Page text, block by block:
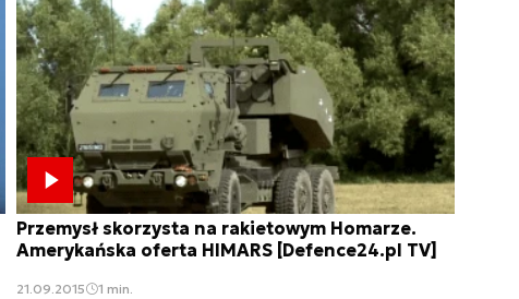
Przemysł skorzysta na rakietowym Homarze.
Amerykańska oferta HIMARS [Defence24.pl TV]
21.09.2015 1 min.